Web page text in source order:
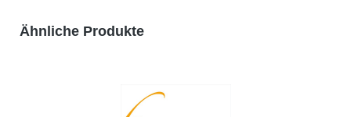
Produktgalerie überspringen
Ähnliche Produkte